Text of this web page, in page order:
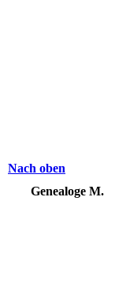
Nach oben
Genealoge M.